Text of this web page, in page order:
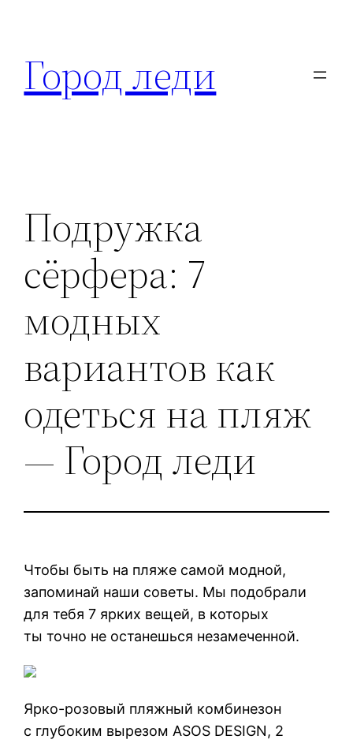
содержимому
Город леди
Подружка
сёрфера: 7
модных
вариантов как
одеться на пляж
— Город леди
Чтобы быть на пляже самой модной,
запоминай наши советы. Мы подобрали
для тебя 7 ярких вещей, в которых
ты точно не останешься незамеченной.
Ярко-розовый пляжный комбинезон
с глубоким вырезом ASOS DESIGN, 2